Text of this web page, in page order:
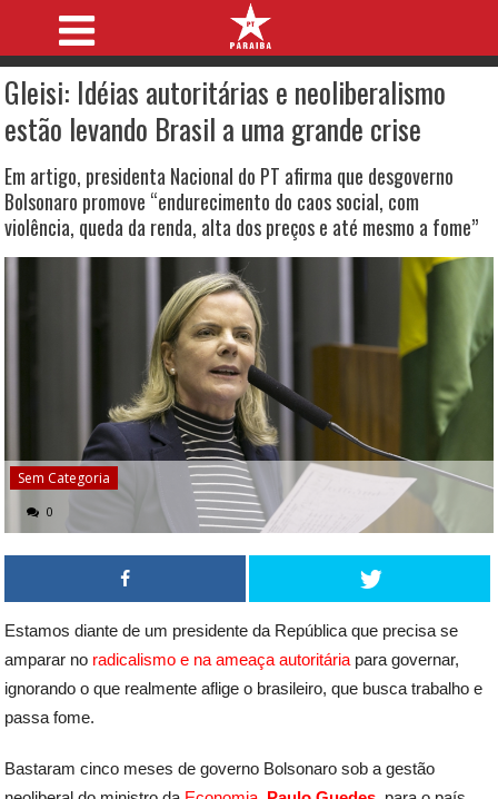
Gleisi: Idéias autoritárias e neoliberalismo
estão levando Brasil a uma grande crise
Em artigo, presidenta Nacional do PT afirma que desgoverno
Bolsonaro promove “endurecimento do caos social, com
violência, queda da renda, alta dos preços e até mesmo a fome”
Sem Categoria
0
Estamos diante de um presidente da República que precisa se
amparar no radicalismo e na ameaça autoritária para governar,
ignorando o que realmente aflige o brasileiro, que busca trabalho e
passa fome.
Bastaram cinco meses de governo Bolsonaro sob a gestão